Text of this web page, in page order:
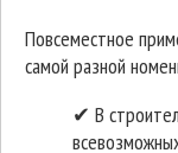
Повсеместное
самой разной
✔ В